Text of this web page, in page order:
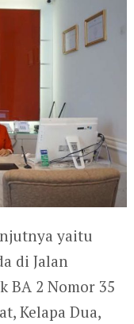
yaitu
di Jalan
BA 2 Nomor 35
Kelapa Dua,